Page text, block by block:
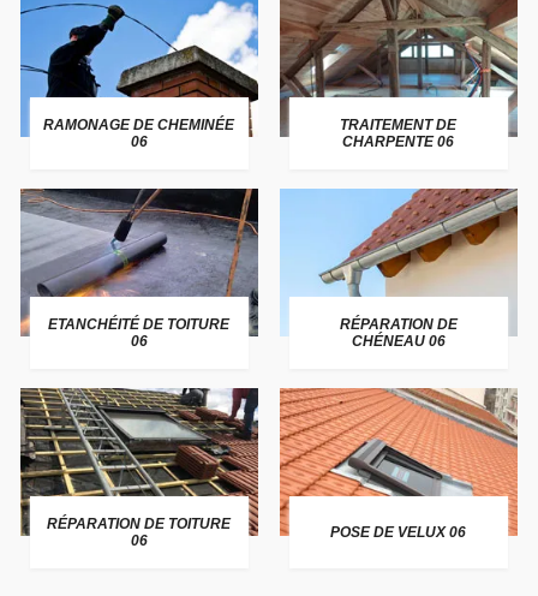
RAMONAGE DE CHEMINÉE
06
TRAITEMENT DE
CHARPENTE 06
ETANCHÉITÉ DE TOITURE
06
RÉPARATION DE
CHÉNEAU 06
RÉPARATION DE TOITURE
06
POSE DE VELUX 06